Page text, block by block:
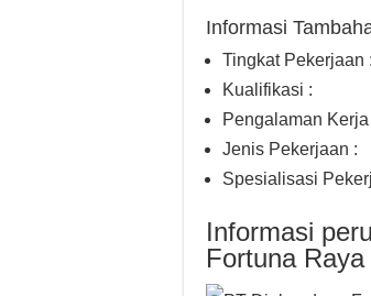
Informasi
Tingkat Pekerjaan :
Kualifikasi :
Pengalaman Kerja
Jenis Pekerjaan :
Spesialisasi
Informasi
Fortuna Raya